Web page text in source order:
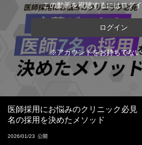
この動画を視聴するにはログ
ログイン
※アカウントをお持ちでな
医師採用にお悩みのクリニック必
名の採用を決めたメソッド
2026/01/23